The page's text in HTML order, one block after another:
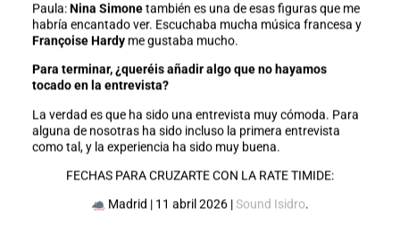
Paula:Nina Simonetambién es una de esas figuras que me
habría encantado ver. Escuchaba mucha música francesa y
Françoise Hardyme gustaba mucho.
Para terminar, ¿queréis añadir algo que no hayamos
tocado en la entrevista?
La verdad es que ha sido una entrevista muy cómoda. Para
alguna de nosotras ha sido incluso la primera entrevista
como tal, y la experiencia ha sido muy buena.
FECHAS PARA CRUZARTE CON LA RATE TIMIDE:
Madrid | 11 abril 2026 | Sound Isidro.